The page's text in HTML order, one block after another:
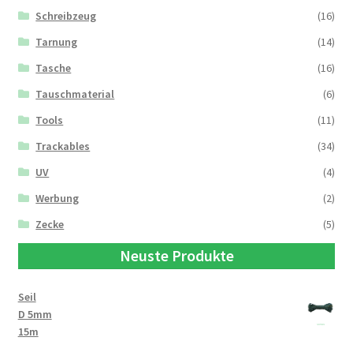
Schreibzeug
(16)
Tarnung
(14)
Tasche
(16)
Tauschmaterial
(6)
Tools
(11)
Trackables
(34)
UV
(4)
Werbung
(2)
Zecke
(5)
Neuste Produkte
Seil
D 5mm
15m